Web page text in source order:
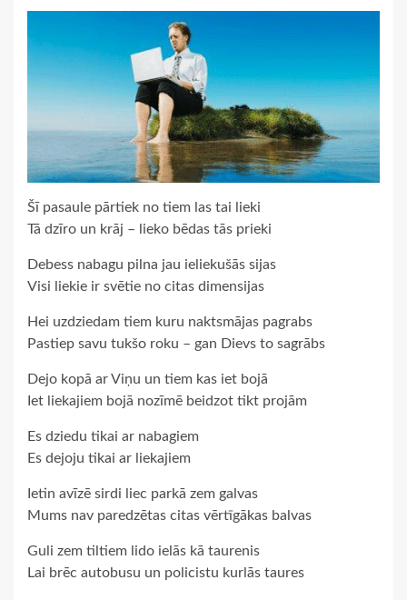
Šī pasaule pārtiek no tiem las tai lieki
Tā dzīro un krāj – lieko bēdas tās prieki
Debess nabagu pilna jau ieliekušās sijas
Visi liekie ir svētie no citas dimensijas
Hei uzdziedam tiem kuru naktsmājas pagrabs
Pastiep savu tukšo roku – gan Dievs to sagrābs
Dejo kopā ar Viņu un tiem kas iet bojā
Iet liekajiem bojā nozīmē beidzot tikt projām
Es dziedu tikai ar nabagiem
Es dejoju tikai ar liekajiem
Ietin avīzē sirdi liec parkā zem galvas
Mums nav paredzētas citas vērtīgākas balvas
Guli zem tiltiem lido ielās kā taurenis
Lai brēc autobusu un policistu kurlās taures